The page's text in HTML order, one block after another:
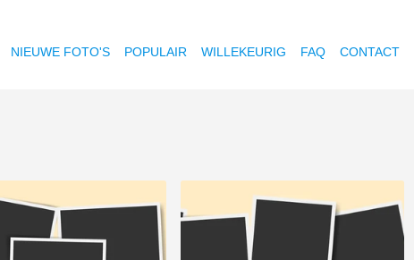
NIEUWE FOTO'S POPULAIR WILLEKEURIG FAQ CONTACT